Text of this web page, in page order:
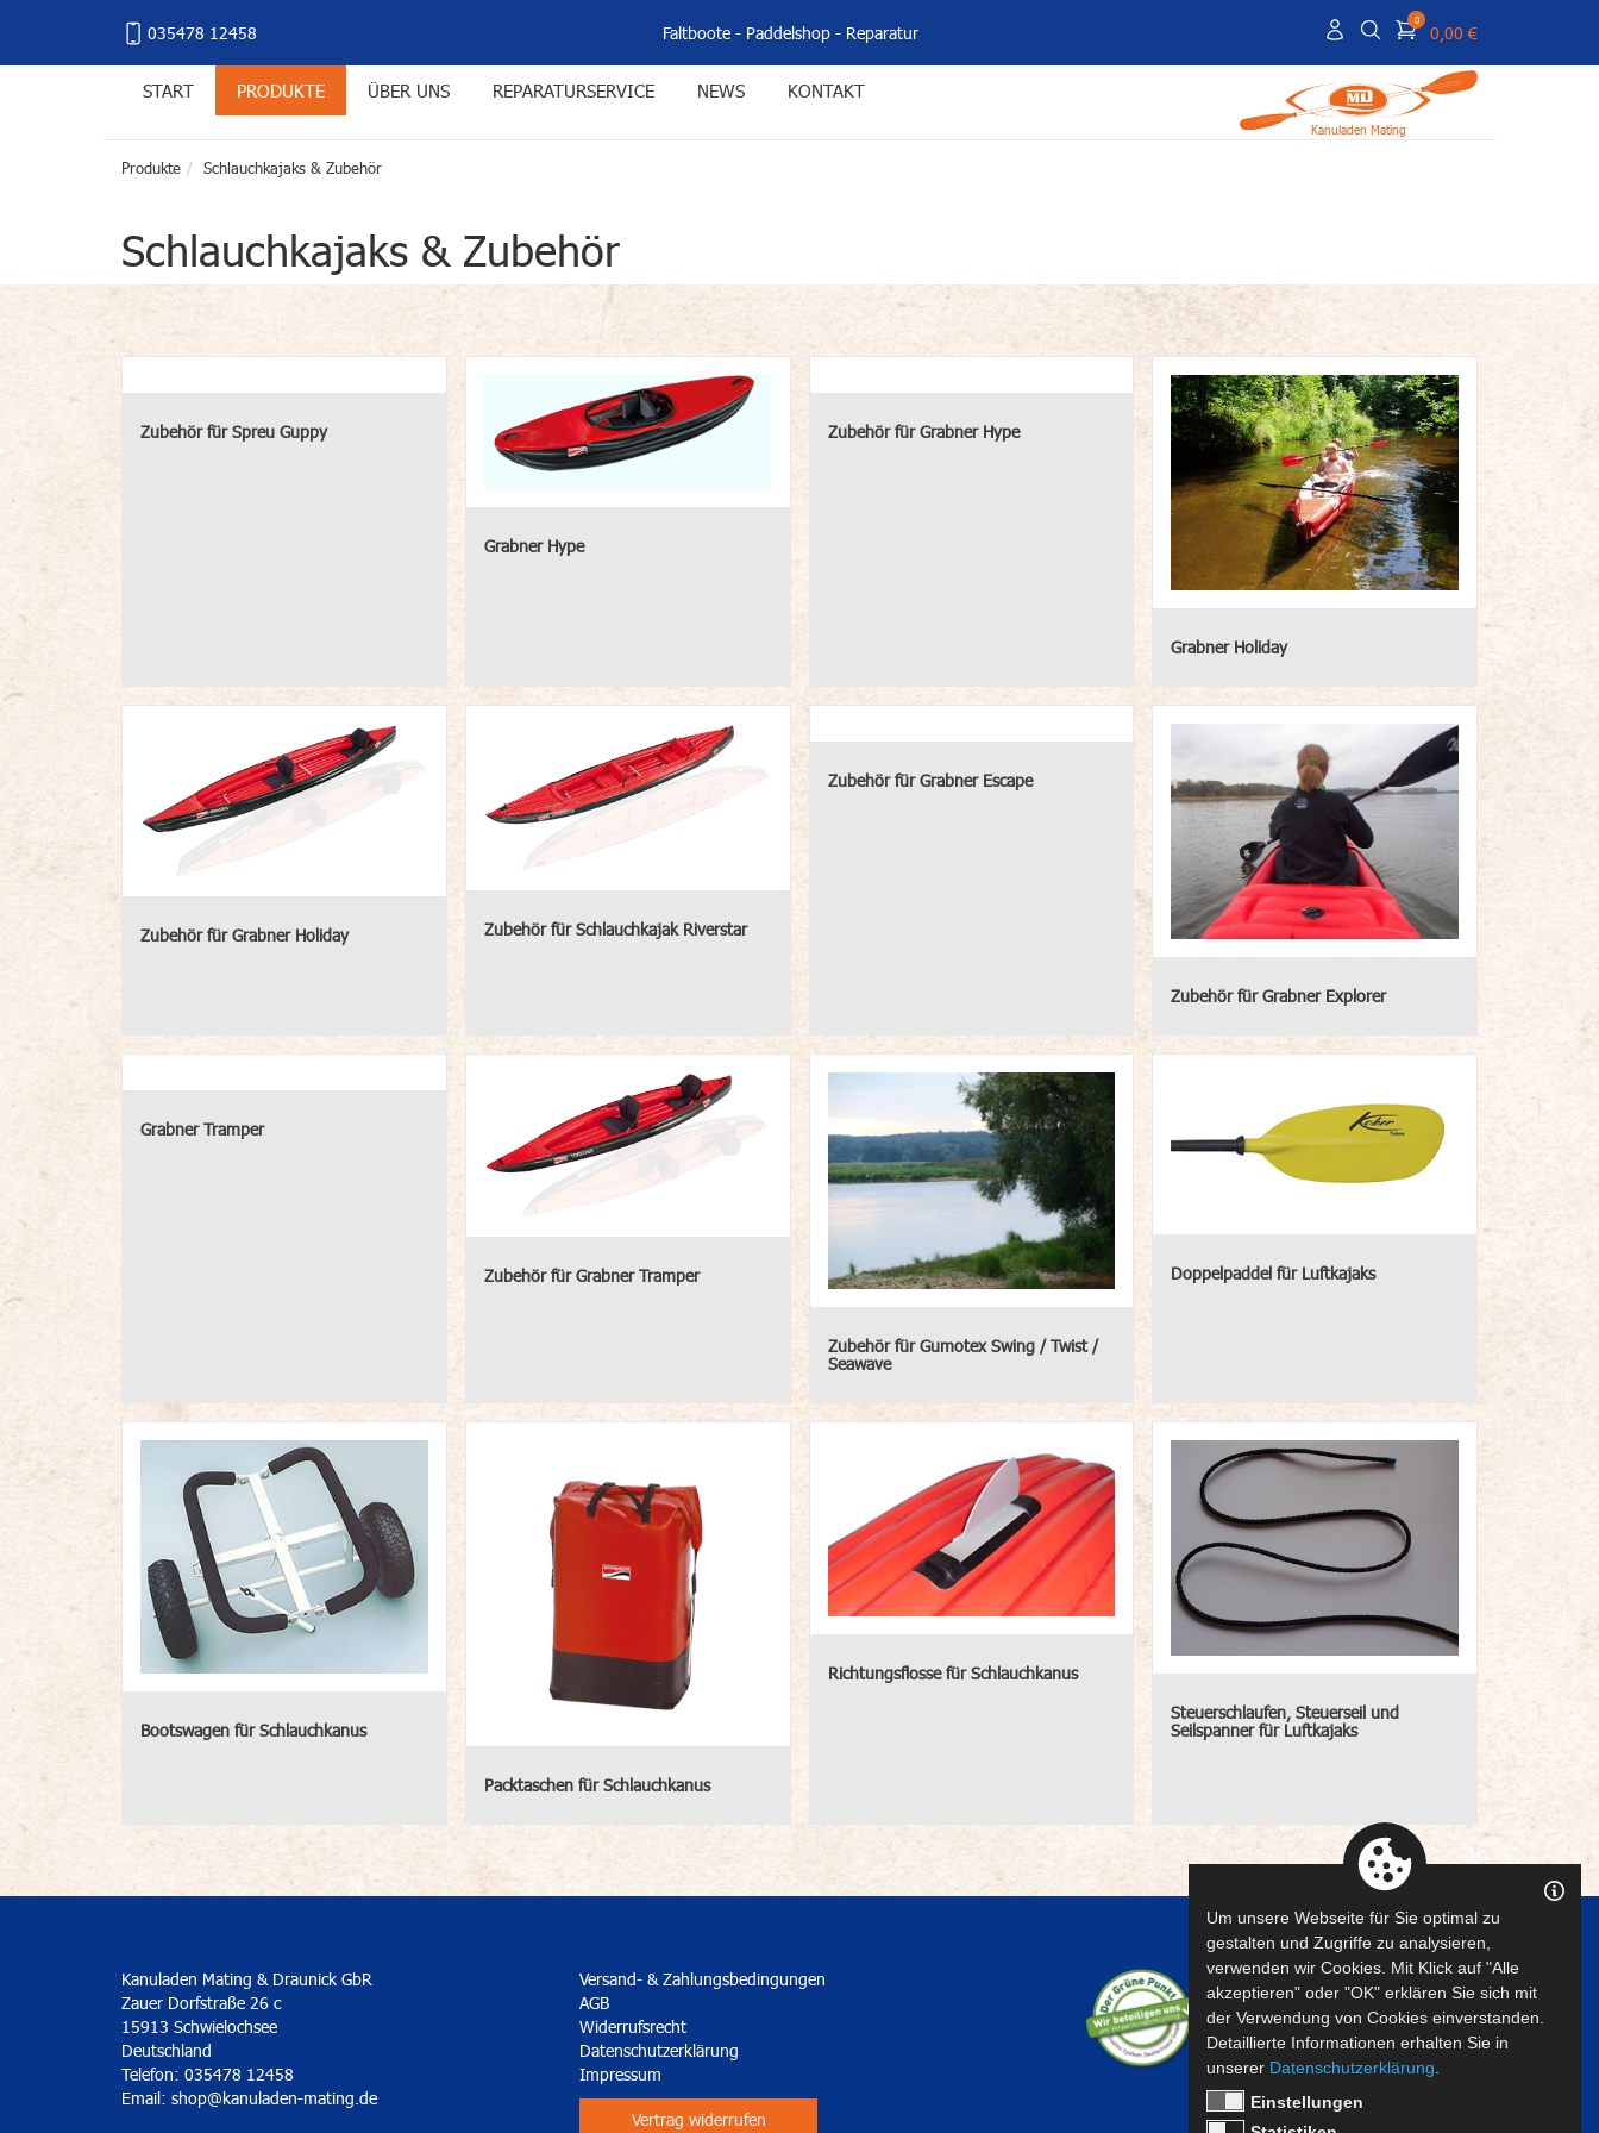
035478 12458 Faltboote- Paddelshop- Reparatur
0
0,00 €
START PRODUKTE ÜBER UNS REPARATURSERVICE NEWS KONTAKT
Kanuladen Mating
Produkte Schlauchkajaks & Zubehör
Schlauchkajaks & Zubehör
Zubehör für Spreu Guppy
Grabner Hype
Zubehör für Grabner Hype
Grabner Holiday
Zubehör für Grabner Holiday Zubehör für Schlauchkajak Riverstar
Zubehör für Grabner Escape
Zubehör für Grabner Explorer
Grabner Tramper
Zubehör für Grabner Tramper
Zubehör für Gumotex Swing / Twist /
Seawave
Doppelpaddel für Luftkajaks
Bootswagen für Schlauchkanus
Packtaschen für Schlauchkanus
Richtungsflosse für Schlauchkanus
Steuerschlaufen, Steuerseil und
Seilspanner für Luftkajaks
Kanuladen Mating & Draunick GbR
Zauer Dorfstraße 26 c
15913 Schwielochsee
Deutschland
Telefon: 035478 12458
Email: shop@kanuladen-mating.de
Versand- & Zahlungsbedingungen
AGB
Widerrufsrecht
Datenschutzerklärung
Impressum
Vertrag widerrufen
Um unsere Webseite für Sie optimal zu
gestalten und Zugriffe zu analysieren,
verwenden wir Cookies. Mit Klick auf "Alle
akzeptieren" oder "OK" erklären Sie sich mit
der Verwendung von Cookies einverstanden.
Detaillierte Informationen erhalten Sie in
unserer Datenschutzerklärung
Einstellungen